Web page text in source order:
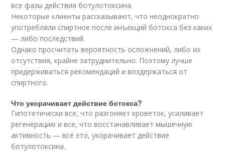
все фазы действия ботулотоксина.
Некоторые клиенты рассказывают, что неоднократно
употребляли спиртное после инъекций ботокса без каких
— либо последствий.
Однако просчитать вероятность осложнений, либо их
отсутствия, крайне затруднительно. Поэтому лучше
придерживаться рекомендаций и воздержаться от
спиртного.
Что укорачивает действие ботокса?
Гипотетически все, что разгоняет кроветок, усиливает
регенерацию и все, что восстанавливает мышечную
активность — всё это, укорачивает действие
ботулотоксина.